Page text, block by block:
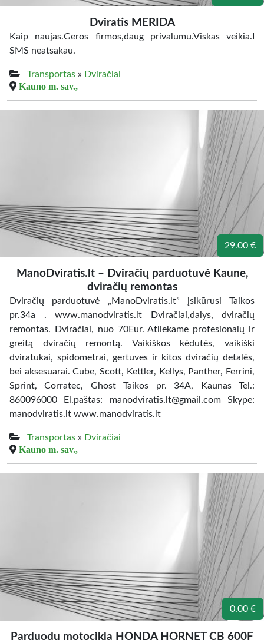
Dviratis MERIDA
Kaip naujas.Geros firmos,daug privalumu.Viskas veikia.I
SMS neatsakau.
Transportas » Dviračiai
Kauno m. sav.,
29.00 €
ManoDviratis.lt – Dviračių parduotuvė Kaune,
dviračių remontas
Dviračių parduotuvė „ManoDviratis.lt” įsikūrusi Taikos
pr.34a . www.manodviratis.lt Dviračiai,dalys, dviračių
remontas. Dviračiai, nuo 70Eur. Atliekame profesionalų ir
greitą dviračių remontą. Vaikiškos kėdutės, vaikiški
dviratukai, spidometrai, gertuves ir kitos dviračių detalės,
bei aksesuarai. Cube, Scott, Kettler, Kellys, Panther, Ferrini,
Sprint, Corratec, Ghost Taikos pr. 34A, Kaunas Tel.:
860096000 El.paštas: manodviratis.lt@gmail.com Skype:
manodviratis.lt www.manodviratis.lt
Transportas » Dviračiai
Kauno m. sav.,
0.00 €
Parduodu motocikla HONDA HORNET CB 600F